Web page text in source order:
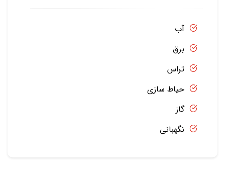
آب
برق
تراس
حیاط سازی
گاز
نگهبانی